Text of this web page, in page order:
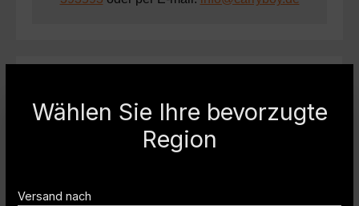
Produktgalerie überspringen
Rhiem Detail Compare
Wählen Sie Ihre bevorzugte
Region
Versand nach